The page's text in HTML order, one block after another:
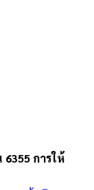
6355 การให้